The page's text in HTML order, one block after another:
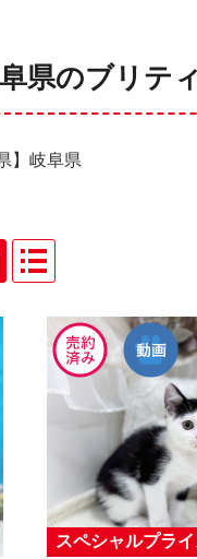
阜県のブリテ
】岐阜県
スペシャルプラ